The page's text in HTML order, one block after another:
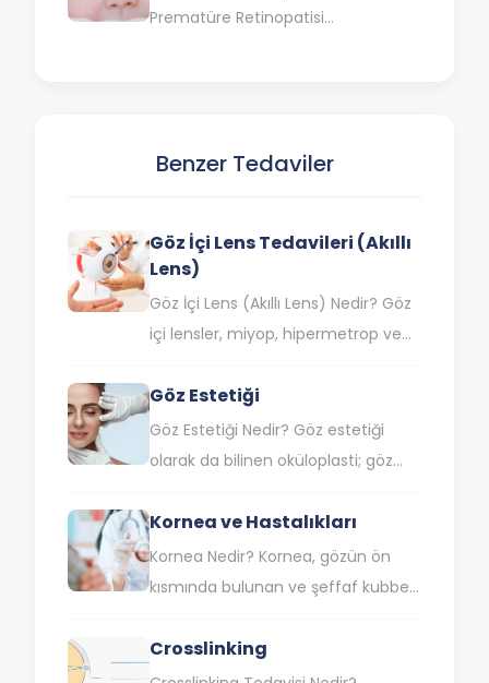
Prematüre Retinopatisi
Benzer Tedaviler
Göz İçi Lens Tedavileri (Akıllı
Lens)
Göz İçi Lens (Akıllı Lens) Nedir? Göz
içi lensler, miyop, hipermetrop ve
bozukluklarının yanı sıra katarakt…
Göz Estetiği
Göz Estetiği Nedir? Göz estetiği
olarak da bilinen oküloplasti; göz
onkoloji, orbita (göz çukuru)
hastalıkları, protez…
Kornea ve Hastalıkları
Kornea Nedir? Kornea, gözün ön
kısmında bulunan ve şeffaf kubbe
girmesini ve retinaya
odaklanmasını sağlayarak net…
Crosslinking